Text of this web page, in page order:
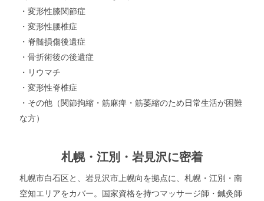
・変形性膝関節症
・変形性腰椎症
・脊髄損傷後遺症
・骨折術後の後遺症
・リウマチ
・変形性脊椎症
・その他（関節拘縮・筋麻痺・筋萎縮のため日常生活が困難
な方）
札幌・江別・岩見沢に密着
札幌市白石区と、岩見沢市上幌向を拠点に、札幌・江別・南
空知エリアをカバー。国家資格を持つマッサージ師・鍼灸師